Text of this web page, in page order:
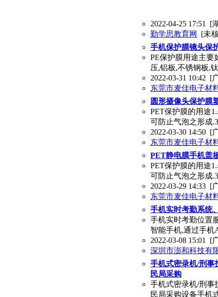
2022-04-25 17:51 [
勤学思教育网
[未
手机保护膜镜头保
PE保护膜用途主要
压,铝板,不锈钢板,
2022-03-31 10:42 [
东莞市麦佳电子材
圆形摄像头保护膜
PET保护膜的用途
可防止气泡之形成
2022-03-30 14:50 [
东莞市麦佳电子材
PET静电膜手机盖
PET保护膜的用途
可防止气泡之形成
2022-03-29 14:33 [
东莞市麦佳电子材
手机实时考勤系统
手机实时考勤位置
智能手机,通过手机
2022-03-08 15:01 [
深圳市澎和科技有
手机式密录机/刑事
民局采购
手机式密录机/刑事
民局采购设备手机